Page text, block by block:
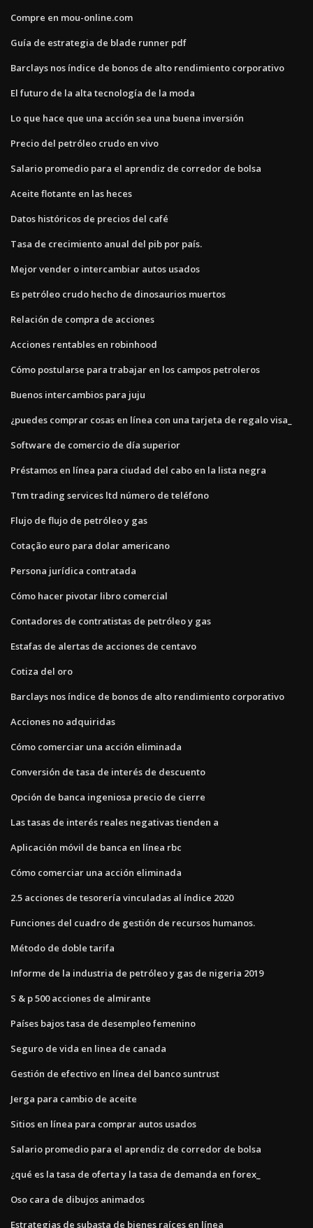
Compre en mou-online.com
Guía de estrategia de blade runner pdf
Barclays nos índice de bonos de alto rendimiento corporativo
El futuro de la alta tecnología de la moda
Lo que hace que una acción sea una buena inversión
Precio del petróleo crudo en vivo
Salario promedio para el aprendiz de corredor de bolsa
Aceite flotante en las heces
Datos históricos de precios del café
Tasa de crecimiento anual del pib por país.
Mejor vender o intercambiar autos usados
Es petróleo crudo hecho de dinosaurios muertos
Relación de compra de acciones
Acciones rentables en robinhood
Cómo postularse para trabajar en los campos petroleros
Buenos intercambios para juju
¿puedes comprar cosas en línea con una tarjeta de regalo visa_
Software de comercio de día superior
Préstamos en línea para ciudad del cabo en la lista negra
Ttm trading services ltd número de teléfono
Flujo de flujo de petróleo y gas
Cotação euro para dolar americano
Persona jurídica contratada
Cómo hacer pivotar libro comercial
Contadores de contratistas de petróleo y gas
Estafas de alertas de acciones de centavo
Cotiza del oro
Barclays nos índice de bonos de alto rendimiento corporativo
Acciones no adquiridas
Cómo comerciar una acción eliminada
Conversión de tasa de interés de descuento
Opción de banca ingeniosa precio de cierre
Las tasas de interés reales negativas tienden a
Aplicación móvil de banca en línea rbc
Cómo comerciar una acción eliminada
2.5 acciones de tesorería vinculadas al índice 2020
Funciones del cuadro de gestión de recursos humanos.
Método de doble tarifa
Informe de la industria de petróleo y gas de nigeria 2019
S & p 500 acciones de almirante
Países bajos tasa de desempleo femenino
Seguro de vida en linea de canada
Gestión de efectivo en línea del banco suntrust
Jerga para cambio de aceite
Sitios en línea para comprar autos usados
Salario promedio para el aprendiz de corredor de bolsa
¿qué es la tasa de oferta y la tasa de demanda en forex_
Oso cara de dibujos animados
Estrategias de subasta de bienes raíces en línea